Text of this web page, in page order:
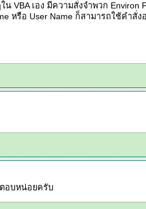
น VBA เอง มีความสั่งจำพวก
หรือ User Name ก็สามารถใช้คำสั่
ตอบหน่อยครับ